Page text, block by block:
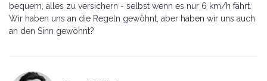
bequem, alles zu versichern - selbst wenn es nur 6 km/h fährt.
Wir haben uns an die Regeln gewöhnt, aber haben wir uns auch
an den Sinn gewöhnt?